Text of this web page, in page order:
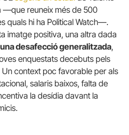
—que reuneix més de 500
quals hi ha Political Watch—.
imatge positiva, una altra dada
desafecció generalitzada,
enquestats decebuts pels
Un context poc favorable per als
salaris baixos, falta de
la desídia davant la